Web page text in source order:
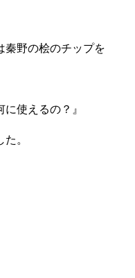
秦野の桧のチップを
使えるの？』
。